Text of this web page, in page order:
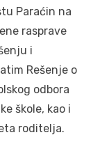
Paraćin na
rasprave
i
Rešenje o
odbora
škole, kao i
roditelja.